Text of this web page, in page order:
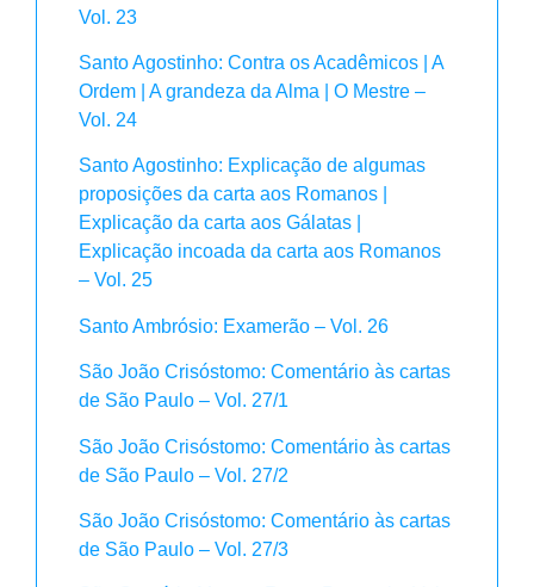
Vol. 23
Santo Agostinho: Contra os Acadêmicos | A
Ordem | A grandeza da Alma | O Mestre –
Vol. 24
Santo Agostinho: Explicação de algumas
proposições da carta aos Romanos |
Explicação da carta aos Gálatas |
Explicação incoada da carta aos Romanos
– Vol. 25
Santo Ambrósio: Examerão – Vol. 26
São João Crisóstomo: Comentário às cartas
de São Paulo – Vol. 27/1
São João Crisóstomo: Comentário às cartas
de São Paulo – Vol. 27/2
São João Crisóstomo: Comentário às cartas
de São Paulo – Vol. 27/3